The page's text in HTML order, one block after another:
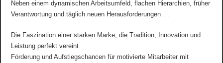
Neben einem dynamischen Arbeitsumfeld, flachen Hierarchien, früher
Verantwortung und täglich neuen Herausforderungen …
Die Faszination einer starken Marke, die Tradition, Innovation und
Leistung perfekt vereint
Förderung und Aufstiegschancen für motivierte Mitarbeiter mit